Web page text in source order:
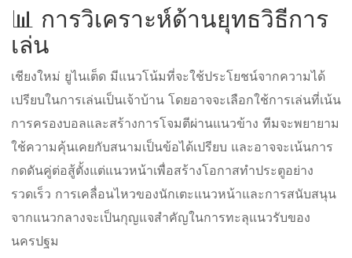
📊 การวิเคราะห์ด้านยุทธวิธีการ
เล่น
เชียงใหม่ ยูไนเต็ด มีแนวโน้มที่จะใช้ประโยชน์จากความได้
เปรียบในการเล่นเป็นเจ้าบ้าน โดยอาจจะเลือกใช้การเล่นที่เน้น
การครองบอลและสร้างการโจมตีผ่านแนวข้าง ทีมจะพยายาม
ใช้ความคุ้นเคยกับสนามเป็นข้อได้เปรียบ และอาจจะเน้นการ
กดดันคู่ต่อสู้ตั้งแต่แนวหน้าเพื่อสร้างโอกาสทำประตูอย่าง
รวดเร็ว การเคลื่อนไหวของนักเตะแนวหน้าและการสนับสนุน
จากแนวกลางจะเป็นกุญแจสำคัญในการทะลุแนวรับของ
นครปฐม